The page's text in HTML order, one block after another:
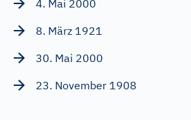
4. Mai 2000
8. März 1921
30. Mai 2000
23. November 1908